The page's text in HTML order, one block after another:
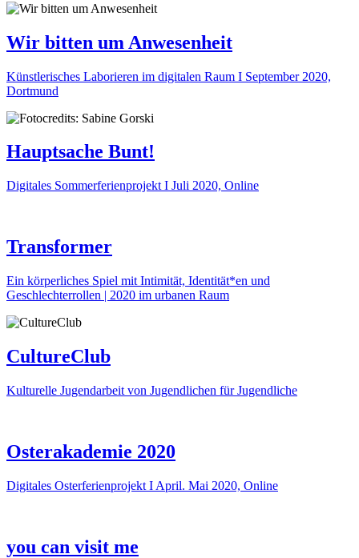
Wir bitten um Anwesenheit
Künstlerisches Laborieren im digitalen Raum I September 2020,
Dortmund
Hauptsache Bunt!
Digitales Sommerferienprojekt I Juli 2020, Online
Transformer
Ein körperliches Spiel mit Intimität, Identität*en und
Geschlechterrollen | 2020 im urbanen Raum
CultureClub
Kulturelle Jugendarbeit von Jugendlichen für Jugendliche
Osterakademie 2020
Digitales Osterferienprojekt I April. Mai 2020, Online
you can visit me